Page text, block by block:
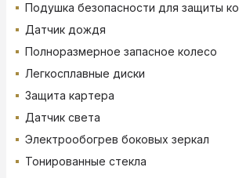
Подушка безопасности для защиты
Датчик дождя
Полноразмерное запасное колесо
Легкосплавные диски
Защита картера
Датчик света
Электрообогрев боковых зеркал
Тонированные стекла